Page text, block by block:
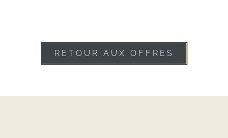
RETOUR AUX OFFRES